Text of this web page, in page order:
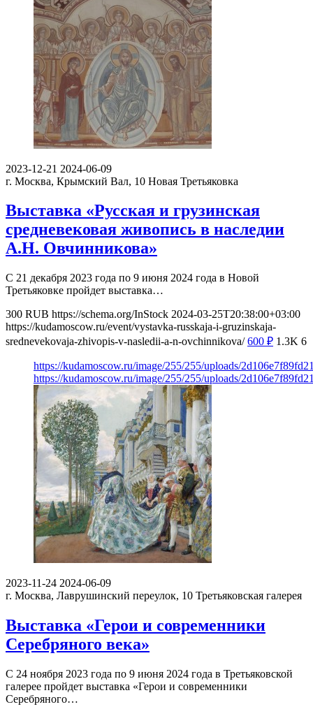
2023-12-21 2024-06-09
г. Москва, Крымский Вал, 10 Новая Третьяковка
Выставка «Русская и грузинская
средневековая живопись в наследии
А.Н. Овчинникова»
С 21 декабря 2023 года по 9 июня 2024 года в Новой
Третьяковке пройдет выставка…
300 RUB https://schema.org/InStock 2024-03-25T20:38:00+03:00
https://kudamoscow.ru/event/vystavka-russkaja-i-gruzinskaja-
srednevekovaja-zhivopis-v-nasledii-a-n-ovchinnikova/ 600 ₽ 1.3K 6
https://kudamoscow.ru/image/255/255/uploads/
https://kudamoscow.ru/image/255/255/uploads/
2023-11-24 2024-06-09
г. Москва, Лаврушинский переулок, 10 Третьяковская галерея
Выставка «Герои и современники
Серебряного века»
С 24 ноября 2023 года по 9 июня 2024 года в Третьяковской
галерее пройдет выставка «Герои и современники
Серебряного…